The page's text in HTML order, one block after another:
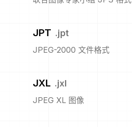
JPT .jpt
JPEG-2000 文件格式
JXL .jxl
JPEG XL 图像